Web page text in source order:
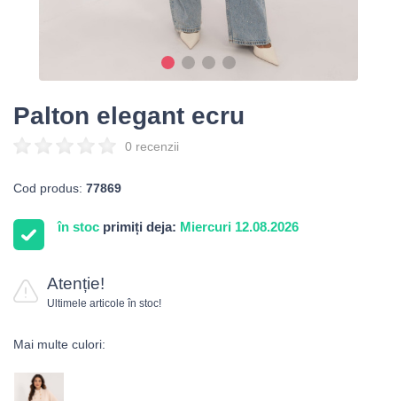
Palton elegant ecru
0 recenzii
Cod produs: 77869
în stoc primiți deja: Miercuri 12.08.2026
Atenție!
Ultimele articole în stoc!
Mai multe culori: